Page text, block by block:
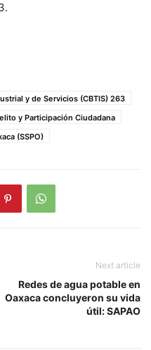
y de Servicios (CBTIS) 263
y Participación Ciudadana
(SSPO)
Next article
Redes de agua potable en
Oaxaca concluyeron su vida
útil: SAPAO